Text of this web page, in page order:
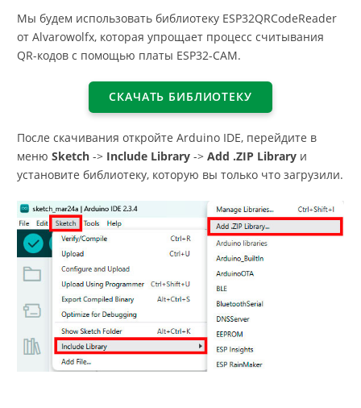
Мы будем использовать библиотеку ESP32QRCodeReader
от Alvarowolfx, которая упрощает процесс считывания
QR-кодов с помощью платы ESP32-CAM.
СКАЧАТЬ БИБЛИОТЕКУ
После скачивания откройте Arduino IDE, перейдите в
меню Sketch -> Include Library -> Add .ZIP Library и
установите библиотеку, которую вы только что загрузили.